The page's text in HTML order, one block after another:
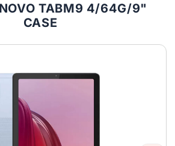
TABM9 4/64G/9"
CASE